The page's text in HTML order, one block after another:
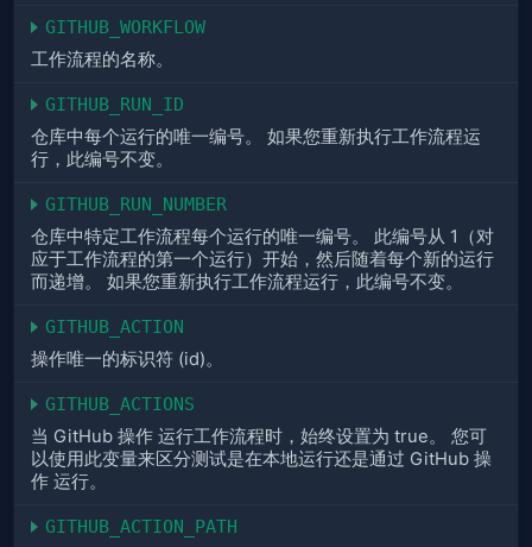
GITHUB_WORKFLOW
工作流程的名称。
GITHUB_RUN_ID
仓库中每个运行的唯一编号。 如果您重新执行工作流程运
行，此编号不变。
GITHUB_RUN_NUMBER
仓库中特定工作流程每个运行的唯一编号。 此编号从 1（对
应于工作流程的第一个运行）开始，然后随着每个新的运行
而递增。 如果您重新执行工作流程运行，此编号不变。
GITHUB_ACTION
操作唯一的标识符 (id)。
GITHUB_ACTIONS
当 GitHub 操作 运行工作流程时，始终设置为 true。 您可
以使用此变量来区分测试是在本地运行还是通过 GitHub 操
作 运行。
GITHUB_ACTION_PATH